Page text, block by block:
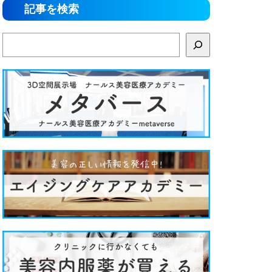
記事を検索